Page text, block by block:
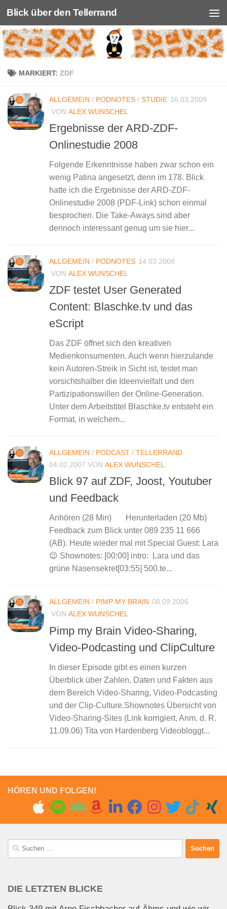
Unter dem Inhalt
Blick über den Tellerrand
MARKIERT: ZDF
ALLGEMEIN / PODNOTES / STUDIE 16.03.2009
VON ALEX WUNSCHEL
Ergebnisse der ARD-ZDF-
Onlinestudie 2008
Folgende Erkenntnisse haben zwar schon ein
wenig Patina angesetzt, denn im 178. Blick
hatte ich die Ergebnisse der ARD-ZDF-
Onlinestudie 2008 (PDF-Link) schon einmal
besprochen. Die Take-Aways sind aber
dennoch interessant genug um sie hier...
ALLGEMEIN / PODNOTES 14.03.2008
VON ALEX WUNSCHEL
ZDF testet User Generated
Content: Blaschke.tv und das
eScript
Das ZDF öffnet sich den kreativen
Medienkonsumenten. Auch wenn hierzulande
kein Autoren-Streik in Sicht ist, testet man
vorsichtshalber die Ideenvielfalt und den
Partizipationswillen der Online-Generation.
Unter dem Arbeitstitel Blaschke.tv entsteht ein
Format, in welchem...
ALLGEMEIN / PODCAST / TELLERRAND
04.02.2007 VON ALEX WUNSCHEL
Blick 97 auf ZDF, Joost, Youtuber
und Feedback
Anhören (28 Min) Herunterladen (20 Mb)
Feedback zum Blick unter 089 235 11 666
(AB). Heute wieder mal mit Special Guest: Lara
😉 Shownotes: [00:00] intro: Lara und das
grüne Nasensekret[03:55] 500.te...
ALLGEMEIN / PIMP MY BRAIN 08.09.2006
VON ALEX WUNSCHEL
Pimp my Brain Video-Sharing,
Video-Podcasting und ClipCulture
In dieser Episode gibt es einen kurzen
Überblick über Zahlen, Daten und Fakten aus
dem Bereich Video-Sharing, Video-Podcasting
und der Clip-Culture.Shownotes Übersicht von
Video-Sharing-Sites (Link korrigiert, Anm. d. R.
11.09.06) Tita von Hardenberg Videobloggt...
HÖREN UND FOLGEN!
Suchen
nach:
DIE LETZTEN BLICKE